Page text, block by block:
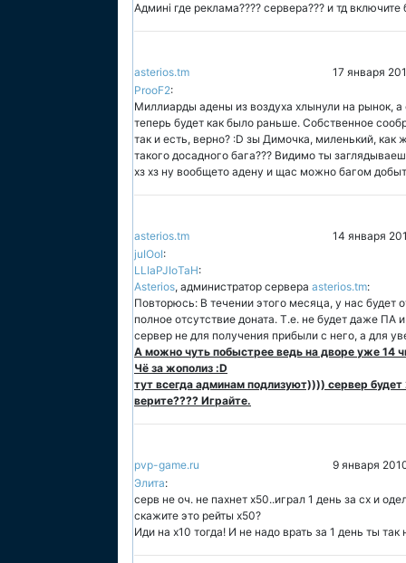
Админі где реклама???? сервера??? и тд
asterios.tm
17 января
ProoF2:
Миллиарды адены из воздуха хлынули на рынок, а
теперь будет как было раньше. Собственное
так и есть, верно? :D зы Димочка, миленький,
такого досадного бага??? Видимо ты
хз хз ну вообщето адену и щас можно багом
asterios.tm
14 января
juIOoI:
LLIaPJIoTaH:
Asterios, администратор сервера asterios.tm:
Повторюсь: В течении этого месяца, у нас будет
полное отсутствие доната. Т.е. не будет даже
сервер не для получения прибыли с него, а для
А можно чуть побыстрее ведь на дворе уже 14
Чё за жополиз :D
тут всегда админам подлизуют)))) сервер
верите???? Играйте.
pvp-game.ru
9 января
Элита:
серв не оч. не пахнет х50..играл 1 день за сх и
скажите это рейты х50?
Иди на х10 тогда! И не надо врать за 1 день ты